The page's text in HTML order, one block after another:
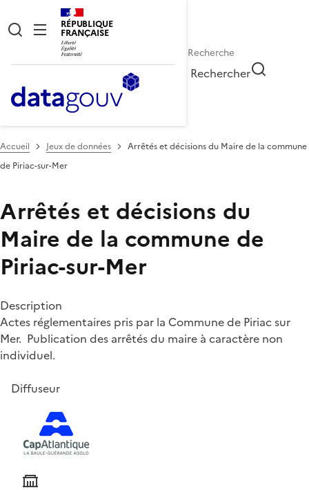
RÉPUBLIQUE
FRANÇAISE
Rechercher
Accueil Jeux de données
Arrêtés et décisions du Maire de la commune
de Piriac-sur-Mer
Arrêtés et décisions du
Maire de la commune de
Piriac-sur-Mer
Description
Actes réglementaires pris par la Commune de Piriac sur
Mer. Publication des arrêtés du maire à caractère non
individuel.
Diffuseur